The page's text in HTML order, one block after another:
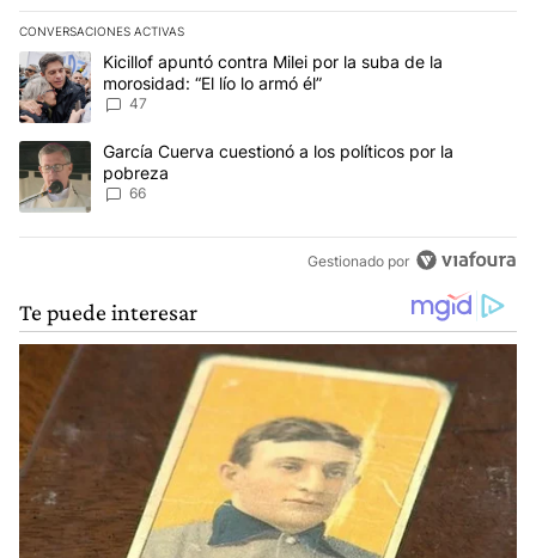
CONVERSACIONES ACTIVAS
Este listado muestra los artículos con más comentarios en los
Un artículo de tendencia con el título "Kicillof apuntó contra Milei
Kicillof apuntó contra Milei por la suba de la
morosidad: “El lío lo armó él”
47
Un artículo de tendencia con el título "García Cuerva cuestionó
García Cuerva cuestionó a los políticos por la
pobreza
66
Gestionado por